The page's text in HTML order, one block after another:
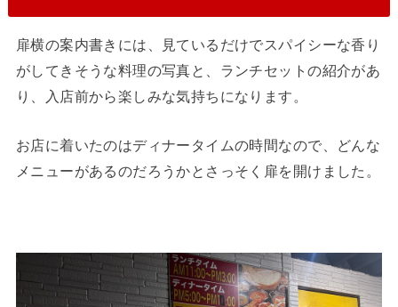
扉横の案内書きには、見ているだけでスパイシーな香り
がしてきそうな料理の写真と、ランチセットの紹介があ
り、入店前から楽しみな気持ちになります。
お店に着いたのはディナータイムの時間なので、どんな
メニューがあるのだろうかとさっそく扉を開けました。